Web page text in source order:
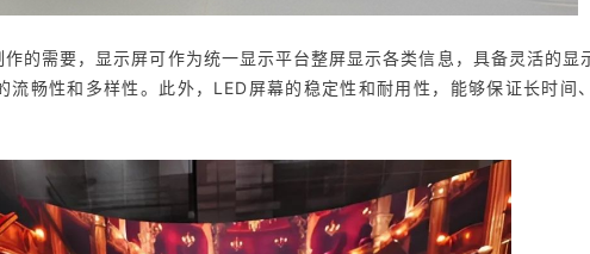
的需要，显示屏可作为统一显示平台整屏显示各类信息，具备灵活的显
畅性和多样性。 此外，LED屏幕的稳定性和耐用性，能够保证长时间